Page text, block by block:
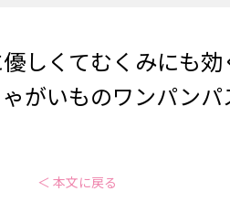
優しくてむくみにも
がいものワンパン
＜ 本文に戻る